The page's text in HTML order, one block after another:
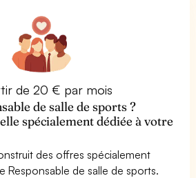
de 20 € par mois
de salle de sports ?
spécialement dédiée à votre
des offres spécialement
Responsable de salle de sports.